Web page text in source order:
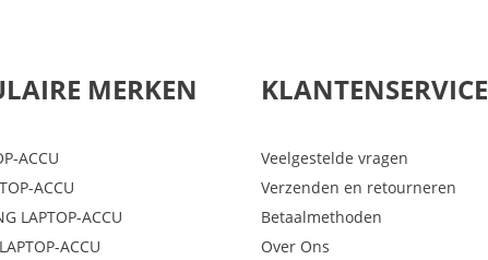
MERKEN
ACCU
ACCU
LAPTOP-ACCU
ACCU
KLANTENSERVICE
Veelgestelde vragen
Verzenden en retourneren
Betaalmethoden
Over Ons